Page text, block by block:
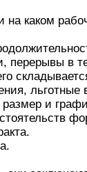
на каком
в
и